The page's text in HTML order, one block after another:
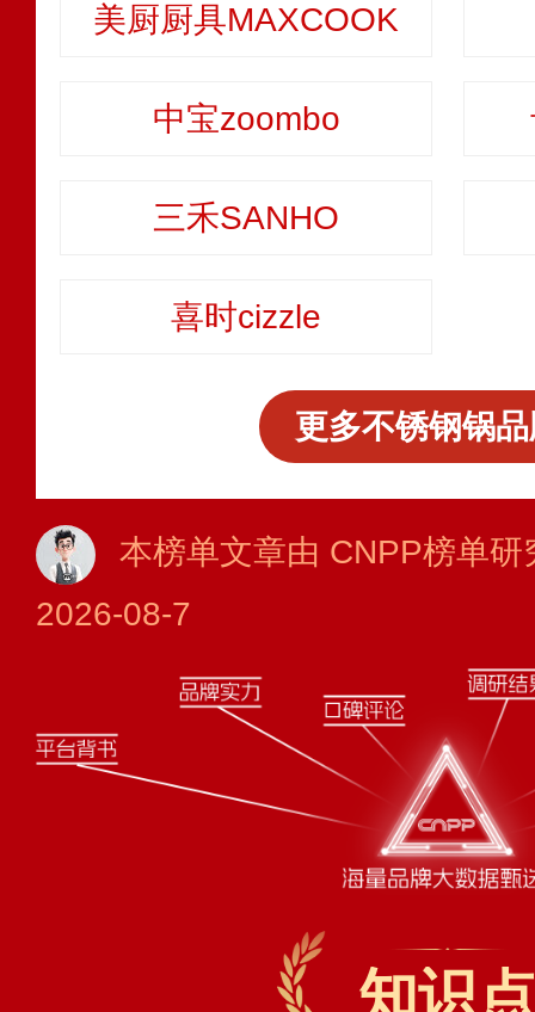
美厨厨具MAXCOOK
中宝zoombo
三禾SANHO
喜时cizzle
更多不锈钢锅
本榜单文章由 CNPP榜单
2026-08-7
知识